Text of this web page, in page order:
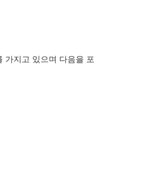
가지고 있으며 다음을 포